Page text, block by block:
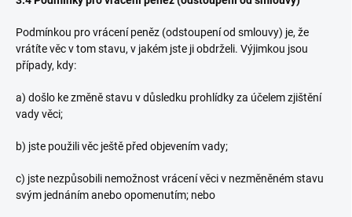
Podmínkou pro vrácení peněz (odstoupení od smlouvy) je, že
vrátíte věc v tom stavu, v jakém jste ji obdrželi. Výjimkou jsou
případy, kdy:
a) došlo ke změně stavu v důsledku prohlídky za účelem zjištění
vady věci;
b) jste použili věc ještě před objevením vady;
c) jste nezpůsobili nemožnost vrácení věci v nezměněném stavu
svým jednáním anebo opomenutím; nebo